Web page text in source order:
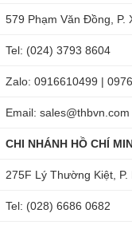
Với mục đích giảm
tuyệt vời tạo ra các
đối. Nhờ chức năng
579 Phạm Văn Đồng, P.
Tel: (024) 3793 8604
Zalo: 0916610499 |
Email:
CHI NHÁNH HỒ CHÍ
275F Lý Thường Kiệt, P.
Tel: (028) 6686 0682